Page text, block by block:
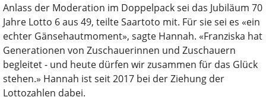
Anlass der Moderation im Doppelpack sei das Jubiläum 70
Jahre Lotto 6 aus 49, teilte Saartoto mit. Für sie sei es «ein
echter Gänsehautmoment», sagte Hannah. «Franziska hat
Generationen von Zuschauerinnen und Zuschauern
begleitet - und heute dürfen wir zusammen für das Glück
stehen.» Hannah ist seit 2017 bei der Ziehung der
Lottozahlen dabei.